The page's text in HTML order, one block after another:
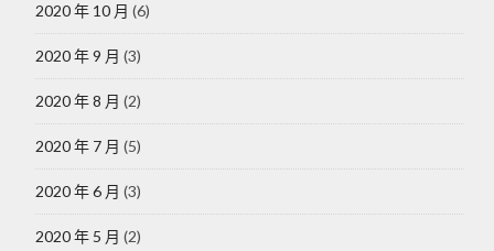
2020 年 10 月 (6)
2020 年 9 月 (3)
2020 年 8 月 (2)
2020 年 7 月 (5)
2020 年 6 月 (3)
2020 年 5 月 (2)